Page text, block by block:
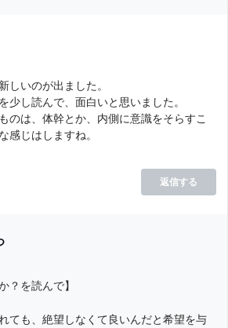
しいのが出ました。
少し読んで、面白いと思いました。
のは、体幹とか、内側に意識をそらすこ
感じはしますね。
返信する
？を読んで】
ても、絶望しなくて良いんだと希望を与